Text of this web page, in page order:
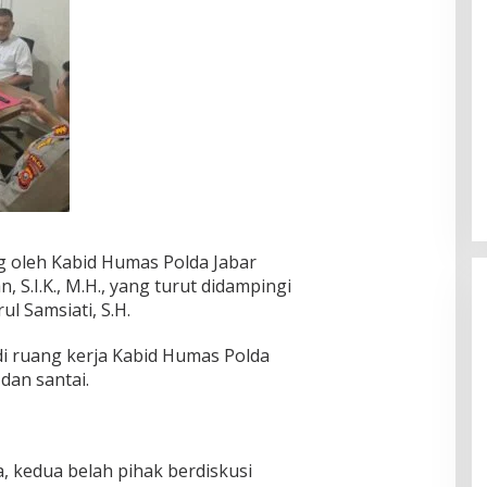
Kabid Humas Polda Jabar
S.I.K., M.H., yang turut didampingi
Samsiati, S.H.
kerja Kabid Humas Polda
santai.
kedua belah pihak berdiskusi